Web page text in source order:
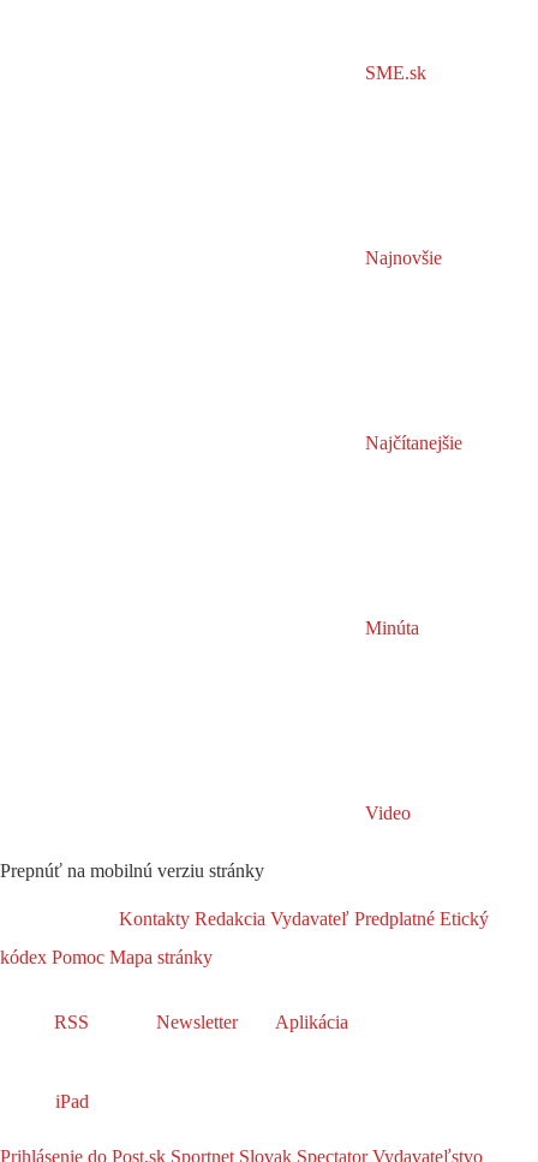
SME.sk
Najnovšie
Najčítanejšie
Minúta
Video
Prepnúť na mobilnú verziu stránky
Kontakty Redakcia Vydavateľ Predplatné Etický
kódex Pomoc Mapa stránky
RSS Newsletter Aplikácia
iPad
Prihlásenie do Post.sk Sportnet Slovak SpectatorVydavateľstvo